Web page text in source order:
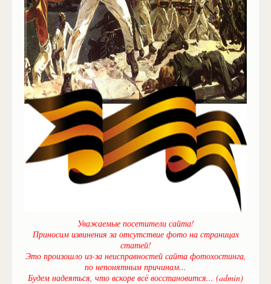
Уважаемые посетители сайта!
Приносим извинения за отсутствие фото на страницах
статей!
Это произошло из-за неисправностей сайта фотохостинга,
по непонятным причинам...
Будем надеяться, что вскоре всё восстановится... (admin)